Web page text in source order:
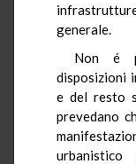
generale.
Non é
disposizioni
e del resto
prevedano